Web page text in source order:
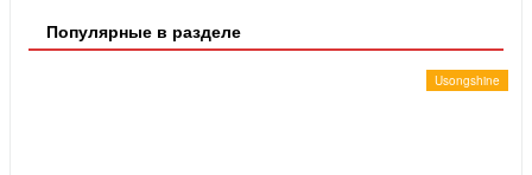
Популярные в разделе
Usongshine